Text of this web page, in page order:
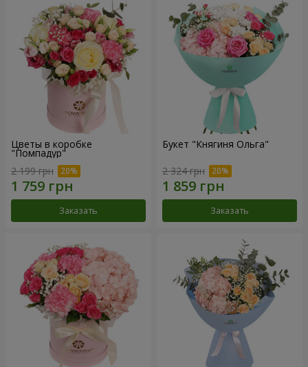
Цветы в коробке
"Помпадур"
2 199 грн
Заказать
Букет "Княгиня Ольга"
2 324 грн
Заказать